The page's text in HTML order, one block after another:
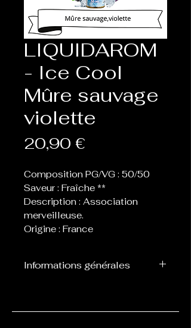
LIQUIDAROM
- Ice Cool
Mûre sauvage
violette
20,90 €
Composition PG/VG : 50/50
Saveur : Fraîche **
Description : Association
merveilleuse.
Origine : France
Informations générales